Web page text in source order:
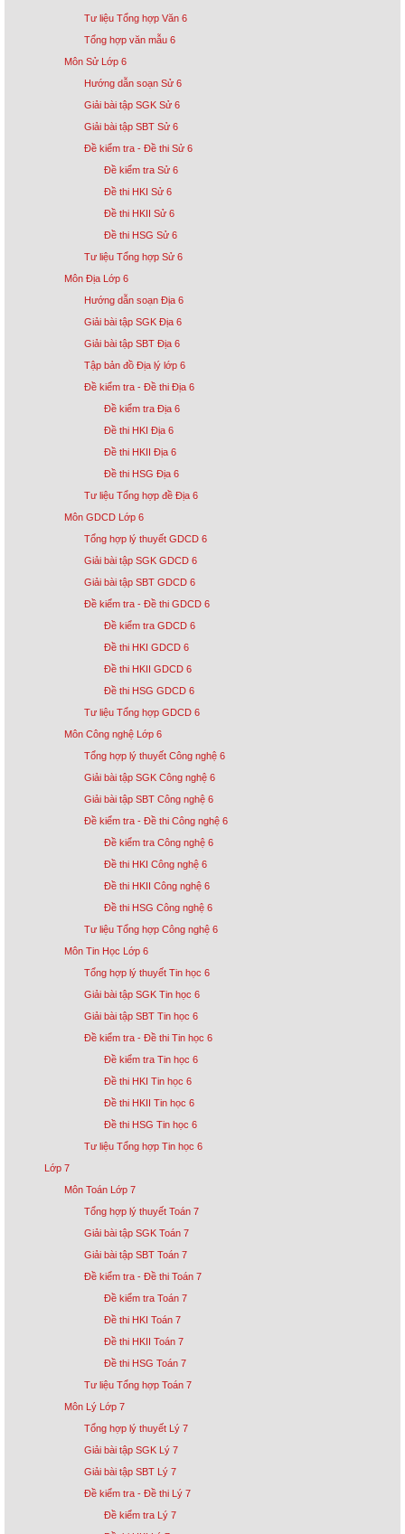
Tư liệu Tổng hợp Văn 6
Tổng hợp văn mẫu 6
Môn Sử Lớp 6
Hướng dẫn soạn Sử 6
Giải bài tập SGK Sử 6
Giải bài tập SBT Sử 6
Đề kiểm tra - Đề thi Sử 6
Đề kiểm tra Sử 6
Đề thi HKI Sử 6
Đề thi HKII Sử 6
Đề thi HSG Sử 6
Tư liệu Tổng hợp Sử 6
Môn Địa Lớp 6
Hướng dẫn soạn Địa 6
Giải bài tập SGK Địa 6
Giải bài tập SBT Địa 6
Tập bản đồ Địa lý lớp 6
Đề kiểm tra - Đề thi Địa 6
Đề kiểm tra Địa 6
Đề thi HKI Địa 6
Đề thi HKII Địa 6
Đề thi HSG Địa 6
Tư liệu Tổng hợp đề Địa 6
Môn GDCD Lớp 6
Tổng hợp lý thuyết GDCD 6
Giải bài tập SGK GDCD 6
Giải bài tập SBT GDCD 6
Đề kiểm tra - Đề thi GDCD 6
Đề kiểm tra GDCD 6
Đề thi HKI GDCD 6
Đề thi HKII GDCD 6
Đề thi HSG GDCD 6
Tư liệu Tổng hợp GDCD 6
Môn Công nghệ Lớp 6
Tổng hợp lý thuyết Công nghệ 6
Giải bài tập SGK Công nghệ 6
Giải bài tập SBT Công nghệ 6
Đề kiểm tra - Đề thi Công nghệ 6
Đề kiểm tra Công nghệ 6
Đề thi HKI Công nghệ 6
Đề thi HKII Công nghệ 6
Đề thi HSG Công nghệ 6
Tư liệu Tổng hợp Công nghệ 6
Môn Tin Học Lớp 6
Tổng hợp lý thuyết Tin học 6
Giải bài tập SGK Tin học 6
Giải bài tập SBT Tin học 6
Đề kiểm tra - Đề thi Tin học 6
Đề kiểm tra Tin học 6
Đề thi HKI Tin học 6
Đề thi HKII Tin học 6
Đề thi HSG Tin học 6
Tư liệu Tổng hợp Tin học 6
Lớp 7
Môn Toán Lớp 7
Tổng hợp lý thuyết Toán 7
Giải bài tập SGK Toán 7
Giải bài tập SBT Toán 7
Đề kiểm tra - Đề thi Toán 7
Đề kiểm tra Toán 7
Đề thi HKI Toán 7
Đề thi HKII Toán 7
Đề thi HSG Toán 7
Tư liệu Tổng hợp Toán 7
Môn Lý Lớp 7
Tổng hợp lý thuyết Lý 7
Giải bài tập SGK Lý 7
Giải bài tập SBT Lý 7
Đề kiểm tra - Đề thi Lý 7
Đề kiểm tra Lý 7